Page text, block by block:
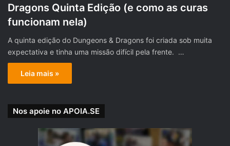
Dragons Quinta Edição (e como as curas
funcionam nela)
A quinta edição do Dungeons & Dragons foi criada sob muita
expectativa e tinha uma missão difícil pela frente. …
Leia mais »
Nos apoie no APOIA.SE